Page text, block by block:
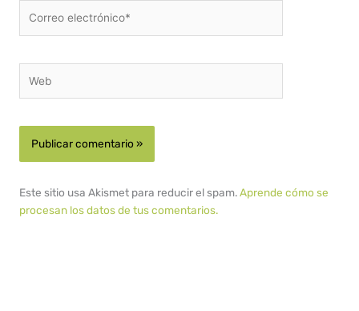
electrónico*
Este sitio usa Akismet para reducir el spam.Aprende cómo se
procesan los datos de tus comentarios.